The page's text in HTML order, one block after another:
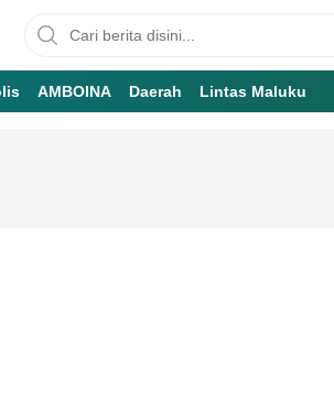
AMBOINA Daerah Lintas Maluku